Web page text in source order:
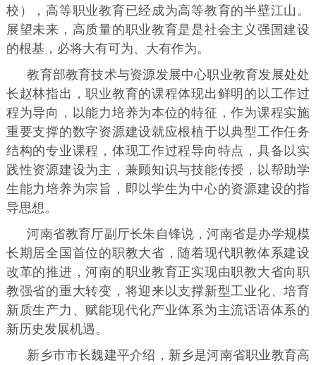
校），高等职业教育已经成为高等教育的半壁江山。
展望未来，高质量的职业教育是是社会主义强国建设
的根基，必将大有可为、大有作为。
教育部教育技术与资源发展中心职业教育发展处处
长赵林指出，职业教育的课程体现出鲜明的以工作过
程为导向，以能力培养为本位的特征，作为课程实施
重要支撑的数字资源建设就应根植于以典型工作任务
结构的专业课程，体现工作过程导向特点，具备以实
践性资源建设为主，兼顾知识与技能传授，以帮助学
生能力培养为宗旨，即以学生为中心的资源建设的指
导思想。
河南省教育厅副厅长朱自锋说，河南省是办学规模
长期居全国首位的职教大省，随着现代职教体系建设
改革的推进，河南的职业教育正实现由职教大省向职
教强省的重大转变，将迎来以支撑新型工业化、培育
新质生产力、赋能现代化产业体系为主流话语体系的
新历史发展机遇。
新乡市市长魏建平介绍，新乡是河南省职业教育高